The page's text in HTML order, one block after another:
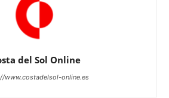
del Sol Online
www.costadelsol-online.es